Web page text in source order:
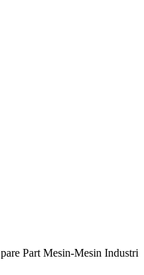
Part Mesin-Mesin Industri